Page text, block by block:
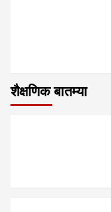
शैक्षणिक बातम्या